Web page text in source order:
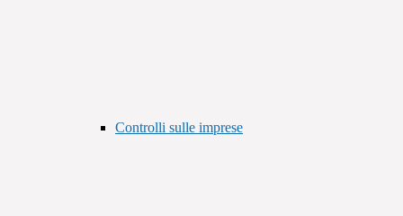
Controlli sulle imprese